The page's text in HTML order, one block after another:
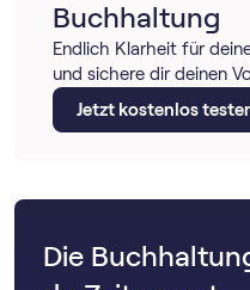
Buchhaltung
Endlich Klarheit für
und sichere dir deinen
Jetzt kostenlos
Die